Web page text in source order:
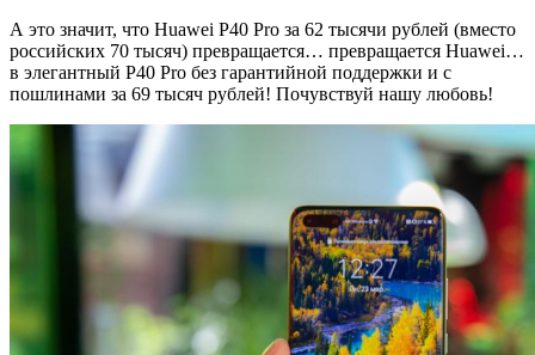
А это значит, что Huawei P40 Pro за 62 тысячи рублей (вместо
российских 70 тысяч) превращается… превращается Huawei…
в элегантный P40 Pro без гарантийной поддержки и с
пошлинами за 69 тысяч рублей! Почувствуй нашу любовь!